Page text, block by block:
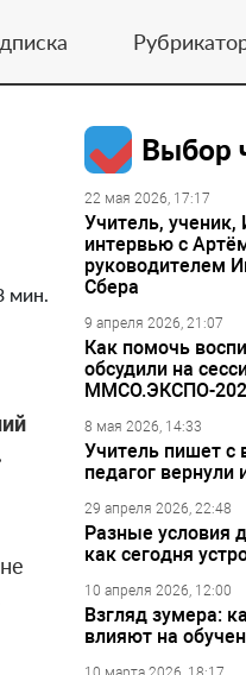
мин.
Выбор
22 мая 2026, 17:17
Учитель, ученик,
интервью с
руководителем
Сбера
9 апреля 2026, 21:07
Как помочь
обсудили на
ММСО.ЭКСПО-
8 мая 2026, 14:33
Учитель пишет с
педагог вернули
29 апреля 2026, 22:48
Разные условия
как сегодня
10 апреля 2026, 12:00
Взгляд зумера:
влияют на